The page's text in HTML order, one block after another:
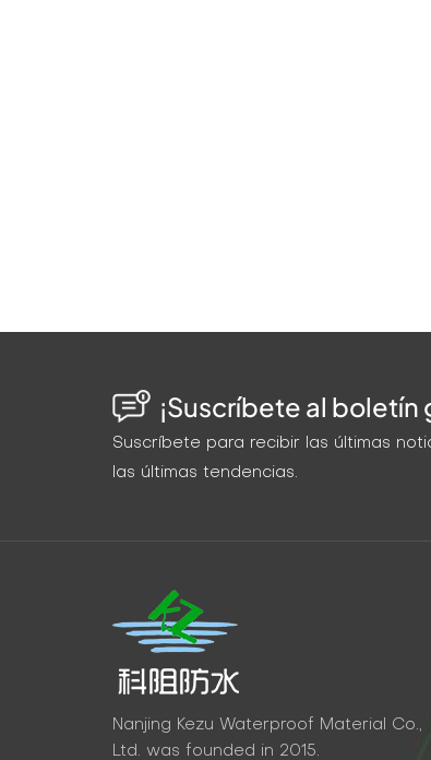
¡Suscríbete al boletín
Suscríbete para recibir las últimas
las últimas tendencias.
Nanjing Kezu Waterproof Material Co.,
Ltd. was founded in 2015.